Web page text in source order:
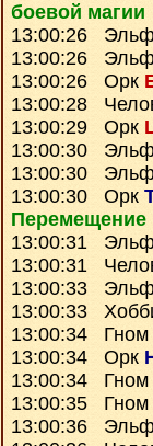
боевой магии
13:00:26 Эльф
13:00:26 Эльф
13:00:26 Орк
13:00:28
13:00:29 Орк
13:00:30 Эльф
13:00:30 Эльф
13:00:30 Орк
Перемещение
13:00:31 Эльф
13:00:31
13:00:33 Эльф
13:00:33
13:00:34 Гном
13:00:34 Орк
13:00:34 Гном
13:00:35 Гном
13:00:36 Эльф